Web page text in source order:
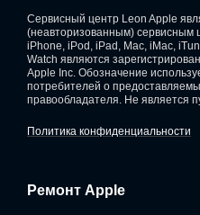
Сервисный центр Leon Apple
(неавторизованным) сервисным
iPhone, iPod, iPad, Mac, iMac,
Watch являются
Apple Inc. Обозначение
потребителей о
правообладателя. Не является
Политика конфиденциальности
Ремонт Apple